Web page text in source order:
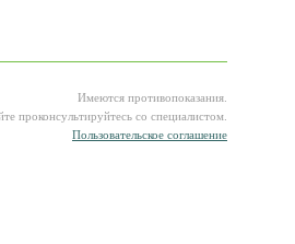
Имеются противопоказания.
проконсультируйтесь со специалистом.
Пользовательское соглашение